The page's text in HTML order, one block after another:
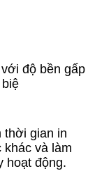
độ bền gấp
thời gian in
khác và làm
hoạt động.